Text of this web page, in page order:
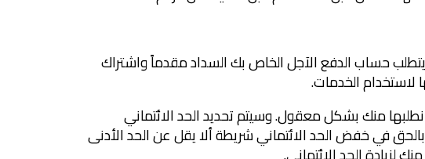
حساب الدفع الآجل الخاص بك السداد مقدماً واشتراك
لاستخدام الخدمات.
منك بشكل معقول. وسيتم تحديد الحد الائتماني
في خفض الحد الائتماني شريطة ألا يقل عن الحد الأدنى